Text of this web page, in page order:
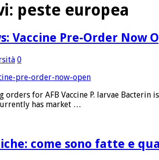
peste europea
Vaccine Pre-Order Now
0
orders for AFB Vaccine P. larvae
has market …
come sono fatte e